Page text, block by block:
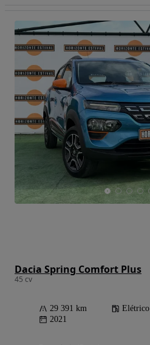
Dacia Spring Comfort Plus
45 cv
29 391 km Elétrico
2021